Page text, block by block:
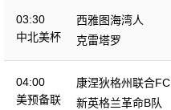
03:30
中北美杯
西雅图海湾人
克雷塔罗
04:00
美预备联
康涅狄格州联合FC
新英格兰革命B队